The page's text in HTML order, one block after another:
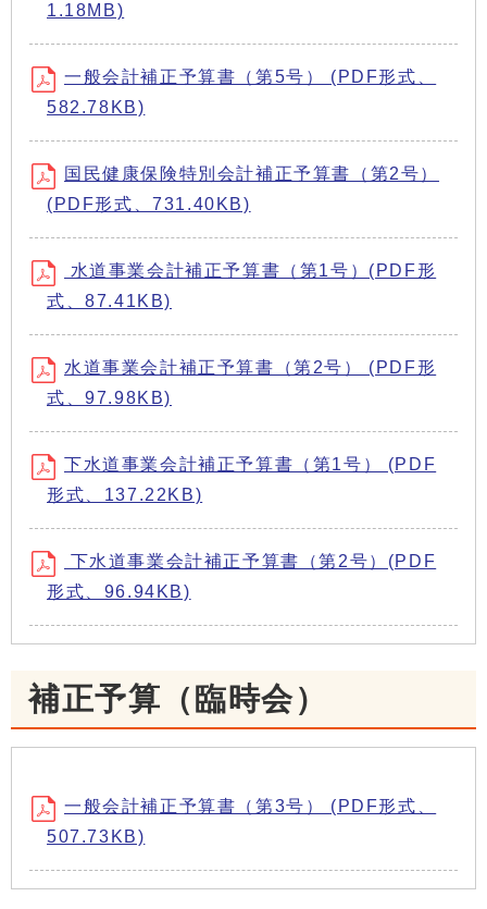
1.18MB)
一般会計補正予算書（第5号） (PDF形式、
582.78KB)
国民健康保険特別会計補正予算書（第2号）
(PDF形式、731.40KB)
水道事業会計補正予算書（第1号）(PDF形
式、87.41KB)
水道事業会計補正予算書（第2号） (PDF形
式、97.98KB)
下水道事業会計補正予算書（第1号） (PDF
形式、137.22KB)
下水道事業会計補正予算書（第2号）(PDF
形式、96.94KB)
補正予算（臨時会）
一般会計補正予算書（第3号） (PDF形式、
507.73KB)